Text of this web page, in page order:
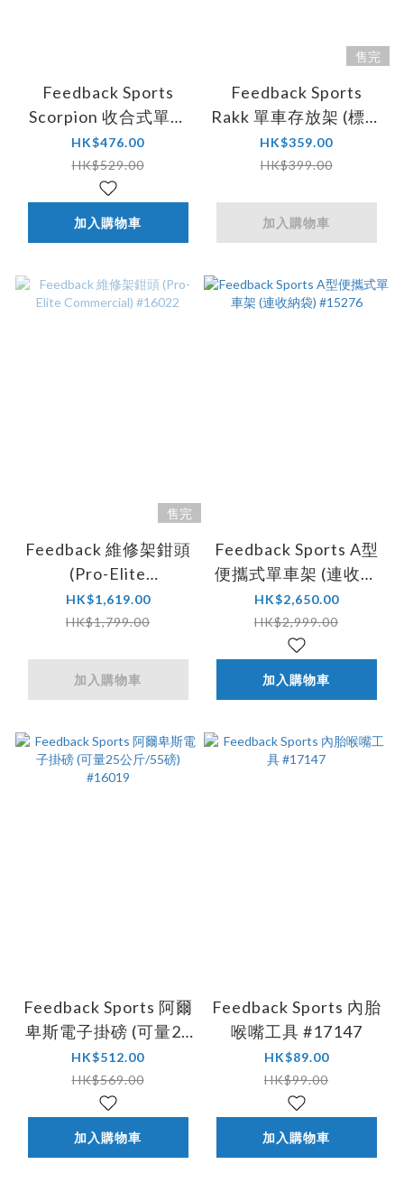
Feedback Sports
Scorpion 收合式單車
固定架
HK$476.00
HK$529.00
加入購物車
售完
Feedback Sports
Rakk 單車存放架 (標準
輪胎用) #13989
HK$359.00
HK$399.00
加入購物車
售完
Feedback 維修架鉗頭
(Pro-Elite
Commercial) #16022
HK$1,619.00
HK$1,799.00
加入購物車
Feedback Sports A型
便攜式單車架 (連收納
袋) #15276
HK$2,650.00
HK$2,999.00
加入購物車
Feedback Sports 阿爾
卑斯電子掛磅 (可量25
公斤/55磅) #16019
HK$512.00
HK$569.00
加入購物車
Feedback Sports 內胎
喉嘴工具 #17147
HK$89.00
HK$99.00
加入購物車